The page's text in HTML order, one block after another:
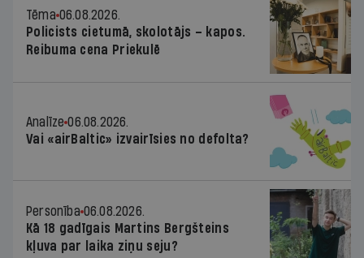
Tēma 06.08.2026.
Policists cietumā, skolotājs – kapos.
Reibuma cena Priekulē
Analīze 06.08.2026.
Vai «airBaltic» izvairīsies no defolta?
Personība 06.08.2026.
Kā 18 gadīgais Martins Bergšteins
kļuva par laika ziņu seju?